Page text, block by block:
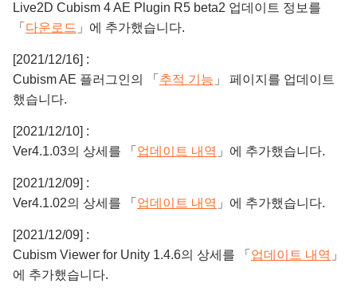
Live2D Cubism 4 AE Plugin R5 beta2 업데이트 정보를
「 다운로드 」에 추가했습니다.
[2021/12/16] :
Cubism AE 플러그인의 「 추적 기능 」 페이지를 업데이트
했습니다.
[2021/12/10] :
Ver4.1.03의 상세를 「 업데이트 내역 」에 추가했습니다.
[2021/12/09] :
Ver4.1.02의 상세를 「 업데이트 내역 」에 추가했습니다.
[2021/12/09] :
Cubism Viewer for Unity 1.4.6의 상세를 「 업데이트 내역 」
에 추가했습니다.